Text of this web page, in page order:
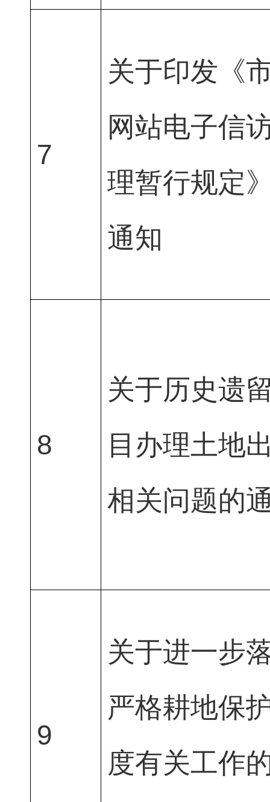
7
关于印发《
网站电子信
理暂行规定
通知
8
关于历史遗
目办理土地
相关问题的
9
关于进一步
严格耕地保
度有关工作